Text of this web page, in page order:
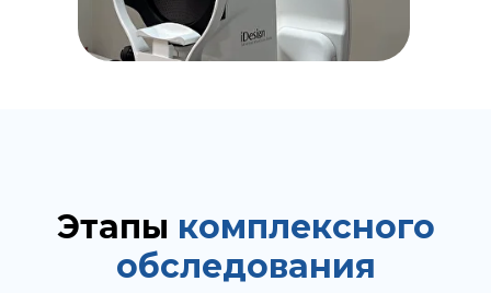
Этапы комплексного
обследования